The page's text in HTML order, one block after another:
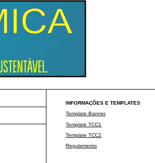
INFORMAÇÕES E TEMPLATES
Template Banner
Template TCC1
Template TCC2
Regulamento